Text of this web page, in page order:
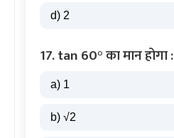
d) 2
17. tan 60° का मान होगा :
a) 1
b) √2